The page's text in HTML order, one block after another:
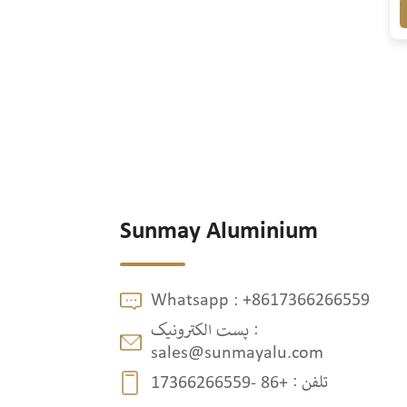
Sunmay Aluminium
Whatsapp : +8617366266559
پست الکترونیک :
sales@sunmayalu.com
تلفن :+86 -17366266559